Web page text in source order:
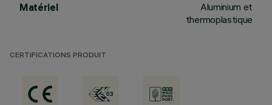
Matériel
Aluminium et
thermoplastique
CERTIFICATIONS PRODUIT